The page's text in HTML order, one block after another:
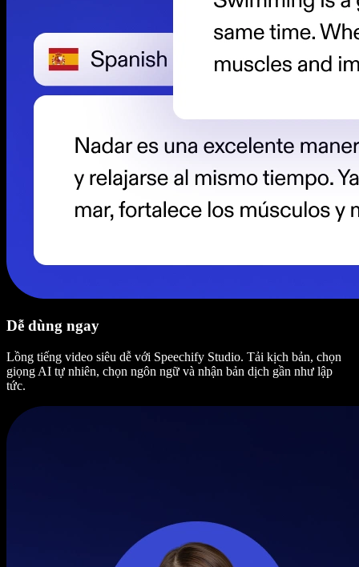
Dễ dùng ngay
Lồng tiếng video siêu dễ với Speechify Studio. Tải kịch bản, chọn
giọng AI tự nhiên, chọn ngôn ngữ và nhận bản dịch gần như lập
tức.